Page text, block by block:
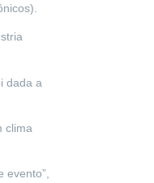
dada a
clima
evento”,